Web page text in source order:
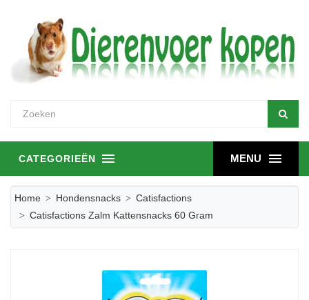
MENU
CATEGORIEËN
Home Hondensnacks
Catisfactions
Catisfactions Zalm Kattensnacks 60 Gram